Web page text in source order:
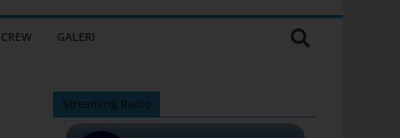
CREW GALERI
Streaming Radio